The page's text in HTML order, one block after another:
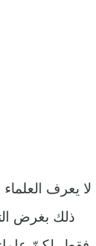
لا يعرف
ذلك بغرض